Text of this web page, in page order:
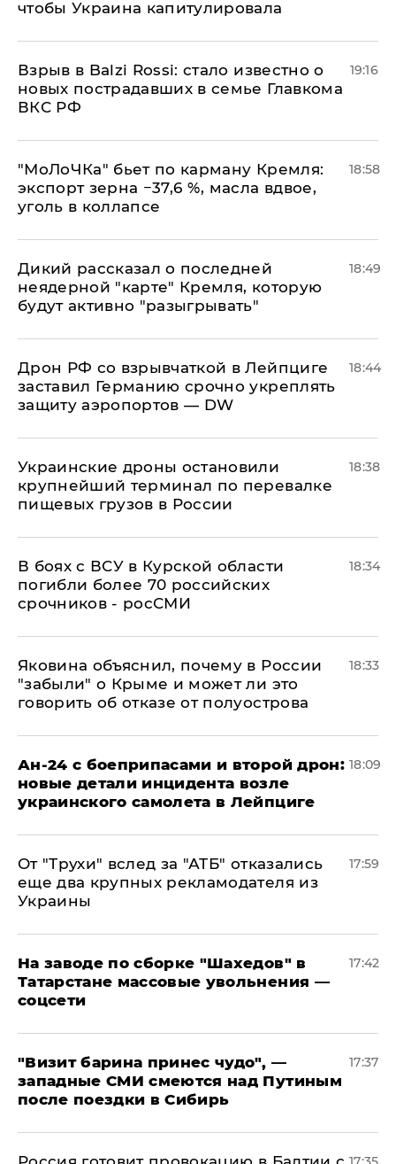
чтобы Украина капитулировала
Взрыв в Balzi Rossi: стало известно о
новых пострадавших в семье Главкома
ВКС РФ
19:16
​"МоЛоЧКа" бьет по карману Кремля:
экспорт зерна −37,6 %, масла вдвое,
уголь в коллапсе
18:58
Дикий рассказал о последней
неядерной "карте" Кремля, которую
будут активно "разыгрывать"
18:49
​Дрон РФ со взрывчаткой в Лейпциге
заставил Германию срочно укреплять
защиту аэропортов — DW
18:44
Украинские дроны остановили
крупнейший терминал по перевалке
пищевых грузов в России
18:38
В боях с ВСУ в Курской области
погибли более 70 российских
срочников - росСМИ
18:34
Яковина объяснил, почему в России
"забыли" о Крыме и может ли это
говорить об отказе от полуострова
18:33
Ан-24 с боеприпасами и второй дрон:
новые детали инцидента возле
украинского самолета в Лейпциге
18:09
От "Трухи" вслед за "АТБ" отказались
еще два крупных рекламодателя из
Украины
17:59
На заводе по сборке "Шахедов" в
Татарстане массовые увольнения —
соцсети
17:42
"Визит барина принес чудо", —
западные СМИ смеются над Путиным
после поездки в Сибирь
17:37